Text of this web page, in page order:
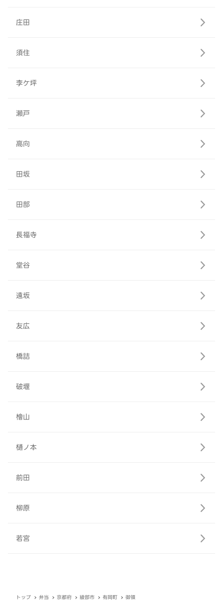
庄田
須住
李ケ坪
瀬戸
高向
田坂
田部
長福寺
堂谷
遠坂
友広
橋詰
破堰
檜山
樋ノ本
前田
柳原
若宮
トップ 弁当 京都府 綾部市 有岡町 御領